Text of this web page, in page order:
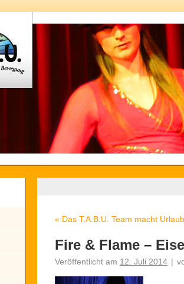
« Das T.A.B.U. Team macht
Fire & Flame –
Veröffentlicht am 12. Juli 2014 |